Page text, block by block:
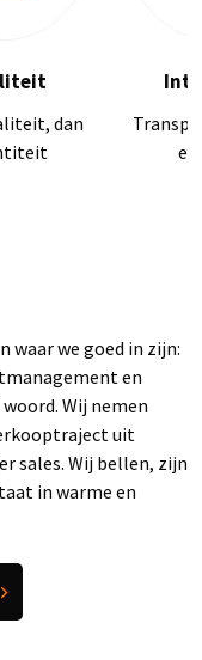
dan
waar we goed in zijn:
en
Wij nemen
uit
sales. Wij bellen, zijn
in warme en